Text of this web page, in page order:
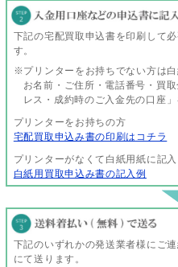
下記の宅配買取申込書を印刷して
す。
※プリンターをお持ちでない方は白
お名前・ご住所・電話番号・買
レス・成約時のご入金先の口座」
プリンターをお持ちの方
宅配買取申込み書の印刷はコチラ
プリンターがなくて白紙用紙に記
白紙用買取申込み書の記入例
下記のいずれかの発送業者様にご
にて送ります。